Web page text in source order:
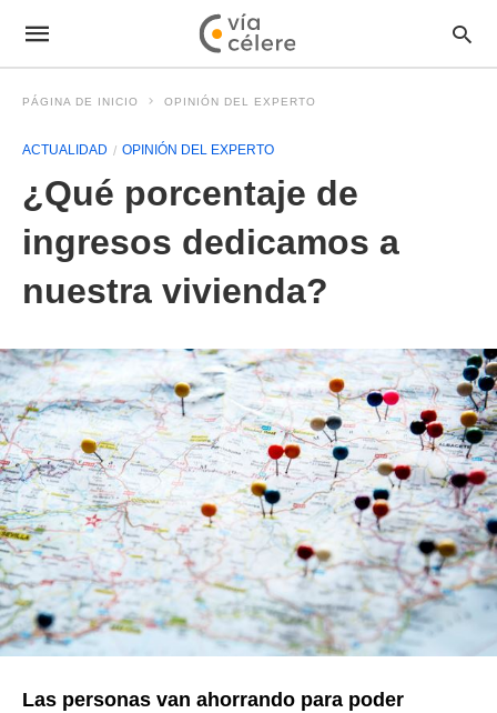
PÁGINA DE INICIO OPINIÓN DEL EXPERTO
ACTUALIDAD OPINIÓN DEL EXPERTO
¿Qué porcentaje de
ingresos dedicamos a
nuestra vivienda?
Las personas van ahorrando para poder